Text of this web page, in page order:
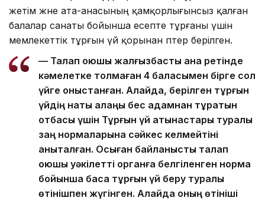
жетім және ата-анасының қамқорлығынсыз қалған
балалар санаты бойынша есепте тұрғаны үшін
мемлекеттік тұрғын үй қорынан пәтер берілген.
— Талап қоюшы жалғызбасты ана ретінде
кәмелетке толмаған 4 баласымен бірге сол
үйге қоныстанған. Алайда, берілген тұрғын
үйдің нақты алаңы бес адамнан тұратын
отбасы үшін Тұрғын үй қатынастары туралы
заң нормаларына сәйкес келмейтіні
анықталған. Осыған байланысты талап
қоюшы уәкілетті органға белгіленген норма
бойынша басқа тұрғын үй беру туралы
өтінішпен жүгінген. Алайда оның өтініші